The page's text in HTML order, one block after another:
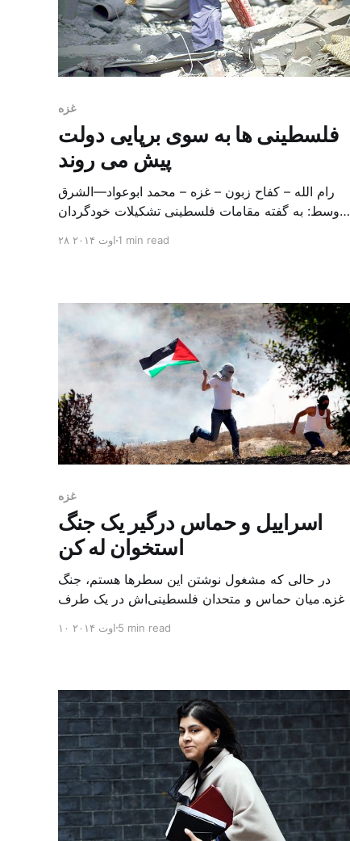
غزه
فلسطینی ها به سوی برپایی دولت
پیش می روند
رام الله – کفاح زبون – غزه – محمد ابوعواد—الشرق
الاوسط: به گفته مقامات فلسطینی تشکیلات خودگردان
۲۸ اوت ۲۰۱۴ 1 min read
غزه
اسراییل و حماس درگیر یک جنگ
استخوان له کن
در حالی که مشغول نوشتن این سطرها هستم، جنگ
غزه میان حماس و متحدان فلسطینی‌اش در یک طرف
تبدیل شده است. جت های جنگنده اسراییل روی غزه
۱۰ اوت ۲۰۱۴ 5 min read